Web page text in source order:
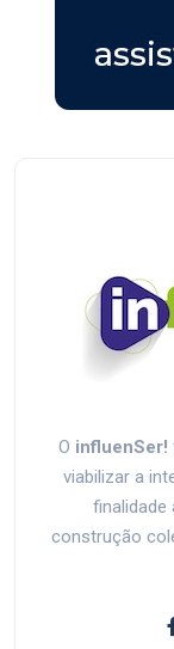
O influenSer!
viabilizar a
finalidade
construção